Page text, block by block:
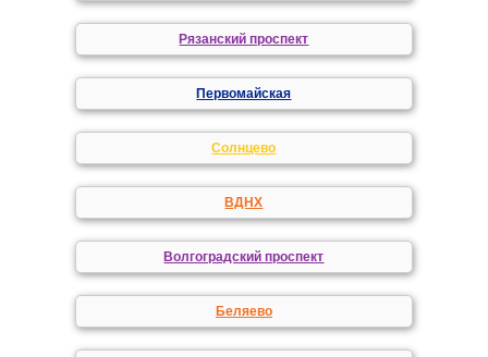
Рязанский проспект
Первомайская
Солнцево
ВДНХ
Волгоградский проспект
Беляево